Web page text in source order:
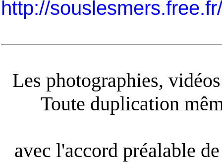
http://
Les photographies,
Toute duplication
avec l'accord préalable